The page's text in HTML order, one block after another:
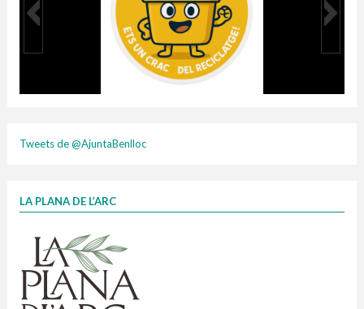
1 contenidors intel·ligents
Finançat per la Unió Europea – NextGenerationEU
Tweets de @AjuntaBenlloc
LA PLANA DE L’ARC